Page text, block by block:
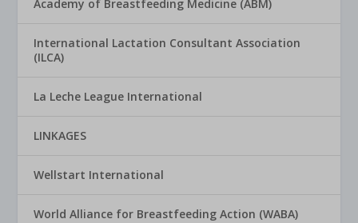
Academy of Breastfeeding Medicine (ABM)
International Lactation Consultant Association
(ILCA)
La Leche League International
LINKAGES
Wellstart International
World Alliance for Breastfeeding Action (WABA)